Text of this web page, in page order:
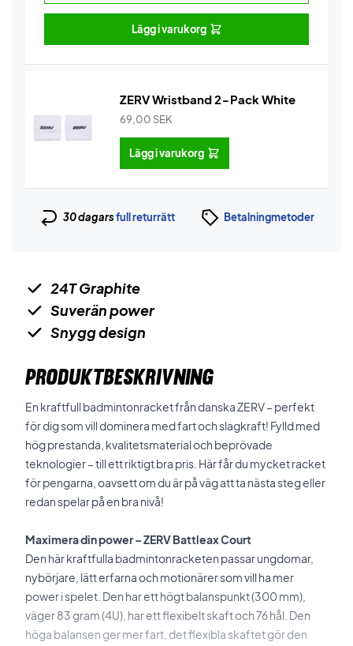
Lägg i varukorg
ZERV Wristband 2-Pack White
69,00 SEK
Lägg i varukorg
30 dagarsfull returrätt Betalningmetoder
24T Graphite
Suverän power
Snygg design
PRODUKTBESKRIVNING
En kraftfull badmintonracket från danska ZERV – perfekt
för dig som vill dominera med fart och slagkraft! Fylld med
hög prestanda, kvalitetsmaterial och beprövade
teknologier – till ett riktigt bra pris. Här får du mycket racket
för pengarna, oavsett om du är på väg att ta nästa steg eller
redan spelar på en bra nivå!
Maximera din power – ZERV Battleax Court
Den här kraftfulla badmintonracketen passar ungdomar,
nybörjare, lätt erfarna och motionärer som vill ha mer
power i spelet. Den har ett högt balanspunkt (300 mm),
väger 83 gram (4U), har ett flexibelt skaft och 76 hål. Den
höga balansen ger mer fart, det flexibla skaftet gör den